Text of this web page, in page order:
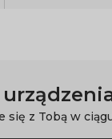
się z Tobą w